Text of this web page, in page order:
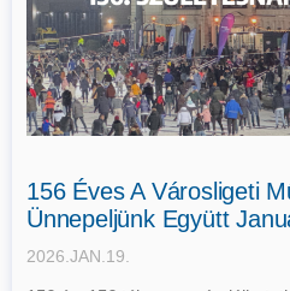
156 Éves A Városligeti
Ünnepeljünk Együtt
2026.JAN.19.